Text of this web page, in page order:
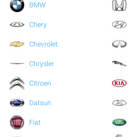
BMW
Chery
Chevrolet
Chrysler
Citroen
Datsun
Fiat